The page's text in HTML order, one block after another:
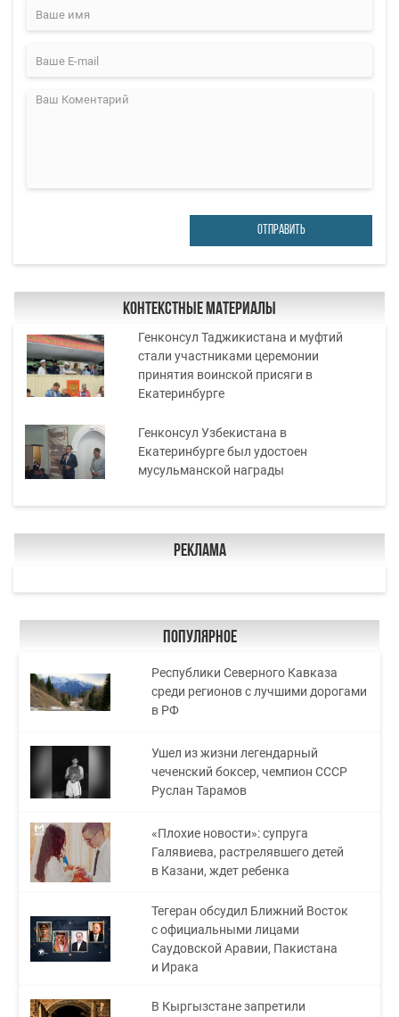
ОТПРАВИТЬ
Контекстные материалы
Генконсул Таджикистана и муфтий
стали участниками церемонии
принятия воинской присяги в
Екатеринбурге
Генконсул Узбекистана в
Екатеринбурге был удостоен
мусульманской награды
Реклама
Популярное
Республики Северного Кавказа
среди регионов с лучшими дорогами
в РФ
Ушел из жизни легендарный
чеченский боксер, чемпион СССР
Руслан Тарамов
«Плохие новости»: супруга
Галявиева, растрелявшего детей
в Казани, ждет ребенка
Тегеран обсудил Ближний Восток
с официальными лицами
Саудовской Аравии, Пакистана
и Ирака
В Кыргызстане запретили